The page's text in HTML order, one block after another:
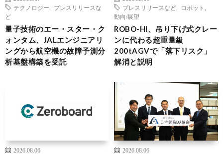
テクノロジー
プレスリリースな
ど
量子技術のエー・スター・ク
ォンタム、JALエンジニアリ
ングから航空機の故障予測分
析基盤構築を受託
プレスリリースなど
ロボット
動向/展望
ROBO-HI、吊り下げ式クレー
ンに代わる超重量級
200tAGVで「落下リスク」
解消と説明
2026.08.06
2026.08.06